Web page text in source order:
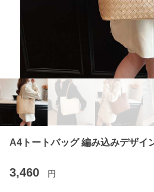
A4トートバッグ 編み込みデザイ
3,460 円